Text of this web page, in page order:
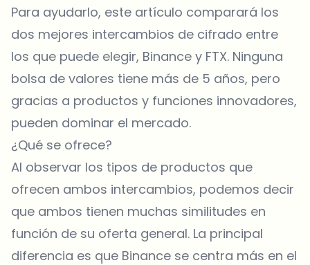
Para ayudarlo, este artículo comparará los
dos mejores intercambios de cifrado entre
los que puede elegir, Binance y FTX. Ninguna
bolsa de valores tiene más de 5 años, pero
gracias a productos y funciones innovadores,
pueden dominar el mercado.
¿Qué se ofrece?
Al observar los tipos de productos que
ofrecen ambos intercambios, podemos decir
que ambos tienen muchas similitudes en
función de su oferta general. La principal
diferencia es que Binance se centra más en el